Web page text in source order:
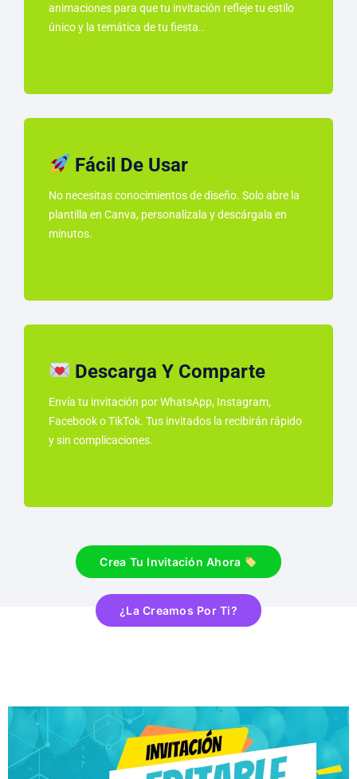
animaciones para que tu invitación refleje tu estilo
único y la temática de tu fiesta..
Fácil De Usar
No necesitas conocimientos de diseño. Solo abre la
plantilla en Canva, personalízala y descárgala en
minutos.
Descarga Y Comparte
Envía tu invitación por WhatsApp, Instagram,
Facebook o TikTok. Tus invitados la recibirán rápido
y sin complicaciones.
Crea Tu Invitación Ahora
¿La Creamos Por Ti?